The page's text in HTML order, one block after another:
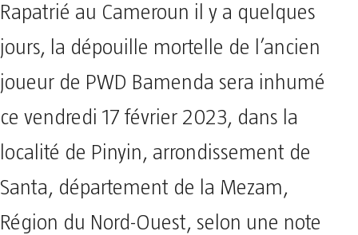
Rapatrié au Cameroun il y a quelques
jours, la dépouille mortelle de l’ancien
joueur de PWD Bamenda sera inhumé
ce vendredi 17 février 2023, dans la
localité de Pinyin, arrondissement de
Santa, département de la Mezam,
Région du Nord-Ouest, selon une note